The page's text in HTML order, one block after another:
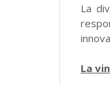
La
La